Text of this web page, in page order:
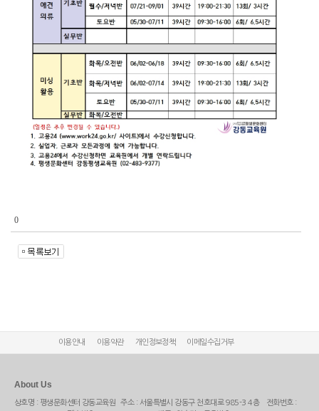
0
이용안내 이용약관 개인정보정책 이메일수집거부
About Us
상호명 : 평생문화센터 강동교육원 주소 : 서울특별시 강동구 천호대로 985-3 4층 전화번호 :